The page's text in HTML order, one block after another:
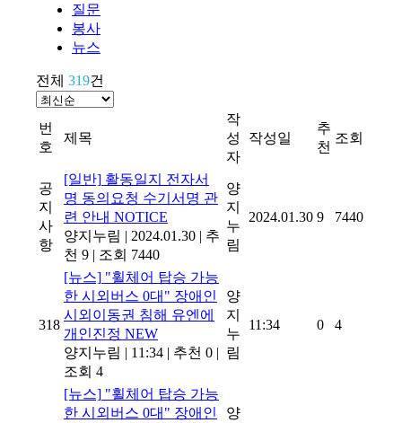
질문
봉사
뉴스
전체 319건
번
호
제목
작
성
자
작성일
추
천
조회
공
지
사
항
[일반] 활동일지 전자서
명 동의요청 수기서명 관
련 안내 NOTICE
양지누림 | 2024.01.30 | 추
천 9 | 조회 7440
양
지
누
림
2024.01.30 9 7440
318
[뉴스] "휠체어 탑승 가능
한 시외버스 0대" 장애인
시외이동권 침해 유엔에
개인진정 NEW
양지누림 | 11:34 | 추천 0 |
조회 4
양
지
누
림
11:34 0 4
[뉴스] "휠체어 탑승 가능
한 시외버스 0대" 장애인
양